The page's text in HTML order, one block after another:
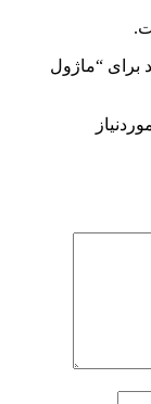
برای “ماژول